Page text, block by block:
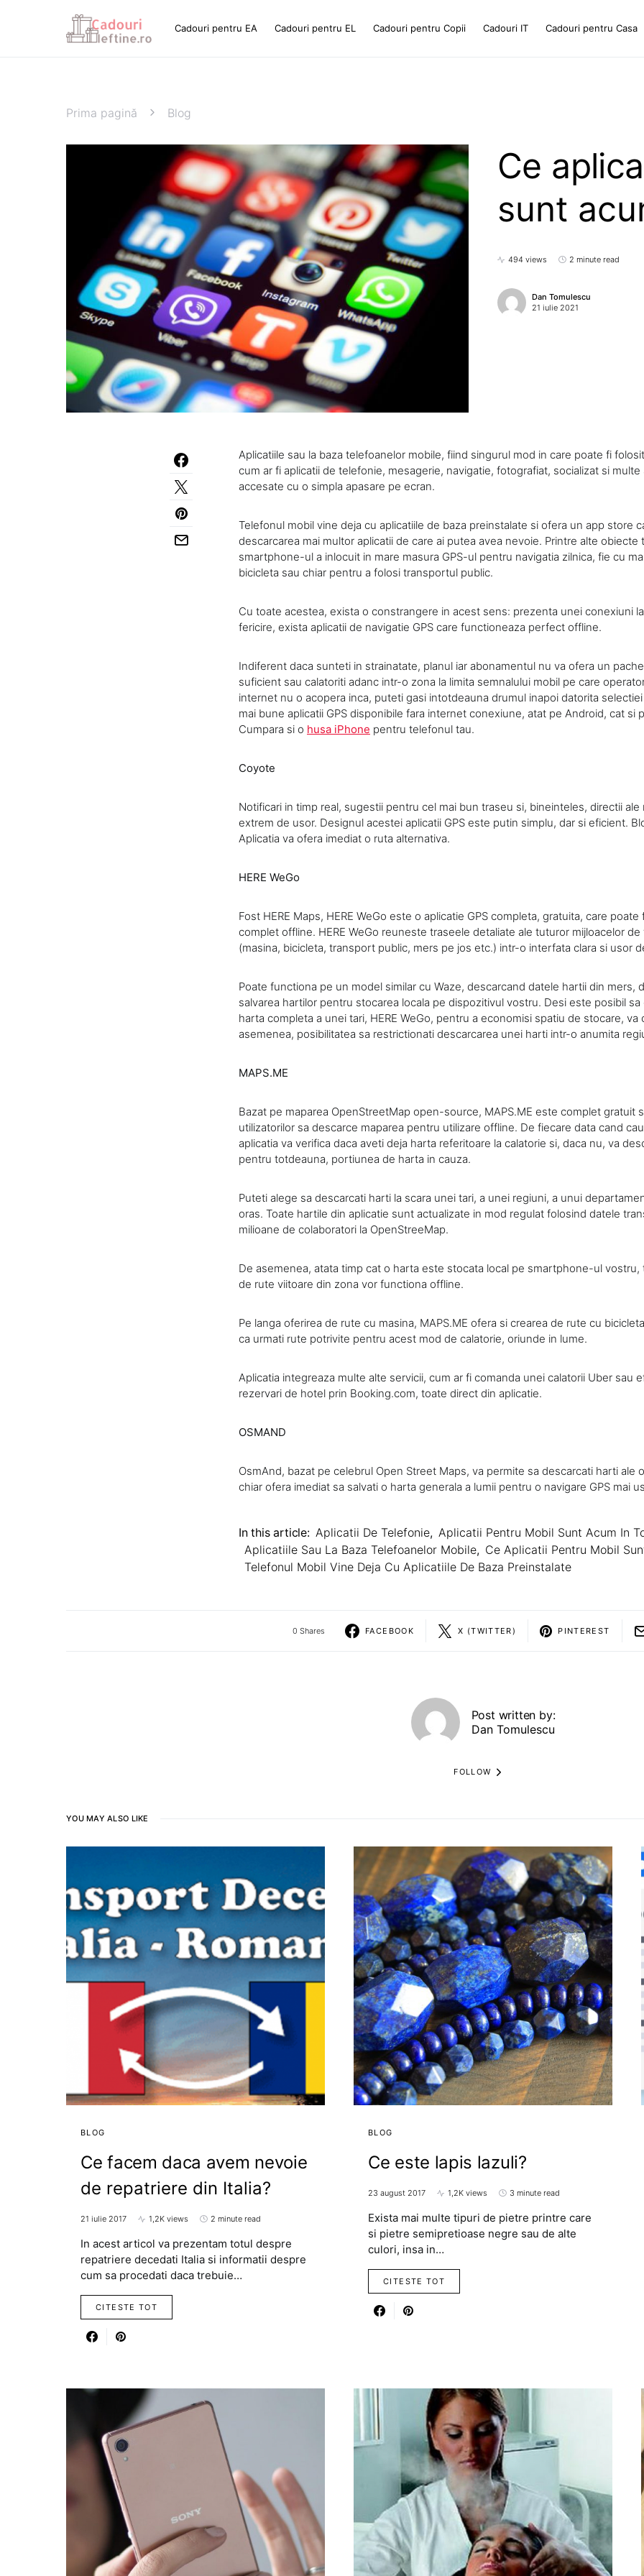
Cadouri pentru EA Cadouri pentru EL Cadouri pentru Copii Cadouri IT Cadouri pentru Casa
Prima pagină Blog
Ce
sunt
494 views 2 minute read
Dan Tomulescu
21 iulie 2021
Aplicatiile sau la baza telefoanelor mobile, fiind singurul mod in care poate fi
cum ar fi aplicatii de telefonie, mesagerie, navigatie, fotografiat, socializat si
accesate cu o simpla apasare pe ecran.
Telefonul mobil vine deja cu aplicatiile de baza preinstalate si ofera un app store
descarcarea mai multor aplicatii de care ai putea avea nevoie. Printre alte obiecte
smartphone-ul a inlocuit in mare masura GPS-ul pentru navigatia zilnica, fie cu
bicicleta sau chiar pentru a folosi transportul public.
Cu toate acestea, exista o constrangere in acest sens: prezenta unei conexiuni
fericire, exista aplicatii de navigatie GPS care functioneaza perfect offline.
Indiferent daca sunteti in strainatate, planul iar abonamentul nu va ofera un
suficient sau calatoriti adanc intr-o zona la limita semnalului mobil pe care
internet nu o acopera inca, puteti gasi intotdeauna drumul inapoi datorita
mai bune aplicatii GPS disponibile fara internet conexiune, atat pe Android, cat si
Cumpara si o husa iPhone pentru telefonul tau.
Coyote
Notificari in timp real, sugestii pentru cel mai bun traseu si, bineinteles, directii ale
extrem de usor. Designul acestei aplicatii GPS este putin simplu, dar si eficient.
Aplicatia va ofera imediat o ruta alternativa.
HERE WeGo
Fost HERE Maps, HERE WeGo este o aplicatie GPS completa, gratuita, care
complet offline. HERE WeGo reuneste traseele detaliate ale tuturor mijloacelor
(masina, bicicleta, transport public, mers pe jos etc.) intr-o interfata clara si usor
Poate functiona pe un model similar cu Waze, descarcand datele hartii din mers,
salvarea hartilor pentru stocarea locala pe dispozitivul vostru. Desi este posibil
harta completa a unei tari, HERE WeGo, pentru a economisi spatiu de stocare, va
asemenea, posibilitatea sa restrictionati descarcarea unei harti intr-o anumita
MAPS.ME
Bazat pe maparea OpenStreetMap open-source, MAPS.ME este complet gratuit
utilizatorilor sa descarce maparea pentru utilizare offline. De fiecare data cand
aplicatia va verifica daca aveti deja harta referitoare la calatorie si, daca nu, va
pentru totdeauna, portiunea de harta in cauza.
Puteti alege sa descarcati harti la scara unei tari, a unei regiuni, a unui
oras. Toate hartile din aplicatie sunt actualizate in mod regulat folosind datele
milioane de colaboratori la OpenStreeMap.
De asemenea, atata timp cat o harta este stocata local pe smartphone-ul vostru,
de rute viitoare din zona vor functiona offline.
Pe langa oferirea de rute cu masina, MAPS.ME ofera si crearea de rute cu
ca urmati rute potrivite pentru acest mod de calatorie, oriunde in lume.
Aplicatia integreaza multe alte servicii, cum ar fi comanda unei calatorii Uber sau
rezervari de hotel prin Booking.com, toate direct din aplicatie.
OSMAND
OsmAnd, bazat pe celebrul Open Street Maps, va permite sa descarcati harti ale
chiar ofera imediat sa salvati o harta generala a lumii pentru o navigare GPS mai
In this article: Aplicatii De Telefonie, Aplicatii Pentru Mobil Sunt Acum In
Aplicatiile Sau La Baza Telefoanelor Mobile, Ce Aplicatii Pentru Mobil
Telefonul Mobil Vine Deja Cu Aplicatiile De Baza Preinstalate
0 Shares FACEBOOK X (TWITTER) PINTEREST
Post written by:
Dan Tomulescu
FOLLOW
YOU MAY ALSO LIKE
BLOG
Ce facem daca avem nevoie
de repatriere din Italia?
21 iulie 2017 1,2K views 2 minute read
In acest articol va prezentam totul despre
repatriere decedati Italia si informatii despre
cum sa procedati daca trebuie…
CITESTE TOT
BLOG
Ce este lapis lazuli?
23 august 2017 1,2K views 3 minute read
Exista mai multe tipuri de pietre printre care
si pietre semipretioase negre sau de alte
culori, insa in…
CITESTE TOT